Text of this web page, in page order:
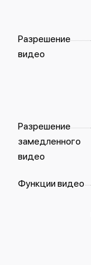
Разрешение
видео
Разрешение
замедленного
видео
Функции видео